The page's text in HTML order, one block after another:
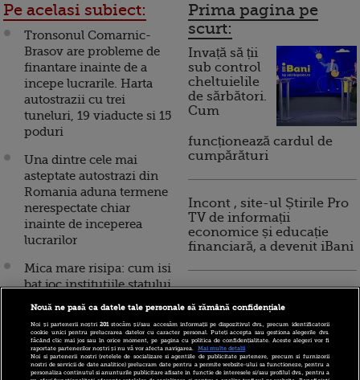
Pe acelasi subiect:
Tronsonul Comarnic-
Brasov are probleme de
finantare inainte de a
incepe lucrarile. Harta
autostrazii cu trei
tuneluri, 19 viaducte si 15
poduri
Una dintre cele mai
asteptate autostrazi din
Romania aduna termene
nerespectate chiar
inainte de inceperea
lucrarilor
Mica mare risipa: cum isi
bat joc institutiile statului
de banii nostri, reactia
“electoRATA” lui Ponta si
Dacia pierde anual peste
14 mil. euro din cauza
Prima pagina pe
scurt:
Invață să ții
sub control
cheltuielile
de sărbători.
Cum
funcționează cardul de
cumpărături
Incont , site-ul Știrile Pro
TV de informații
economice și educație
financiară, a devenit iBani
financiare inteligente
Nouă ne pasă ca datele tale personale să rămână confidențiale
Noi și partenerii noștri201stocăm și/sau accesăm informații pe dispozitivul dvs., precum identificatorii
cookie unici pentru prelucrarea datelor cu caracter personal. Puteți accepta sau gestiona alegerile dvs.
făcând clic mai jos sau în orice moment, pe pagina cu politica de confidențialitate. Aceste alegeri vor fi
raportate partenerilor noștri și nu vă vor afecta navigarea.
Mai multe detalii
Noi si partenerii nostri (retelele de socializare si agentiile de publicitate partenere, precum si furnizorii
nostri de servicii de date analitice) prelucram date pentru a permite website-ului sa functioneze, pentru a
personaliza continutul si anunturile publicitare afisate in functie de interesele si/sau profilul dvs., pentru a